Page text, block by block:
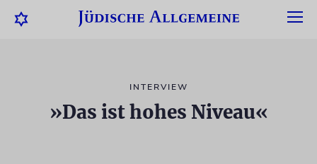
INTERVIEW
»Das ist hohes Niveau«